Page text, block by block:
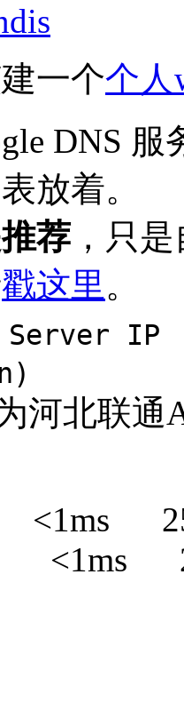
一个个
DNS
放着。
荐，只是
戳这里 。
Server
河北联通
<1ms
<1ms